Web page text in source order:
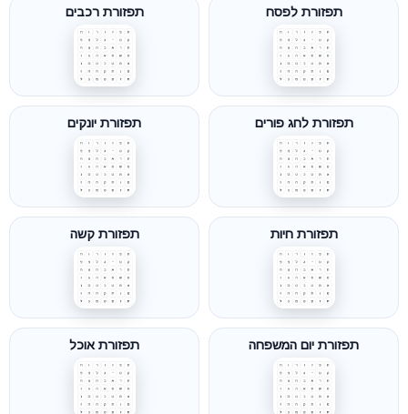
תפזורת לפסח תפזורת רכבים
תפזורת לחג פורים תפזורת יונקים
תפזורת חיות תפזורת קשה
תפזורת יום המשפחה תפזורת אוכל